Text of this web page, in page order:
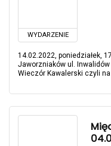
WYDARZENIE
14.02.2022, poniedziałek,
Jaworzniaków ul.
Wieczór Kawalerski czyli